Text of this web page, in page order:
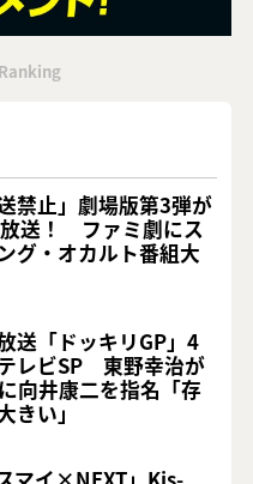
Ranking
送禁止」劇場版第3弾が
送！ ファミ劇にス
グ・オカルト番組大
送「ドッキリGP」4
レビSP 東野幸治が
向井康二を指名「存
きい」